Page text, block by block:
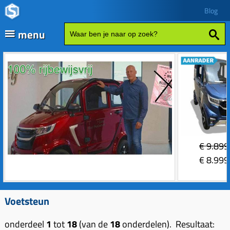
Blog
menu
Fatbikes
Scooter kopen
Zip
Sales
Elektrische delen
Achterlicht
Bobine
Motordelen
Achter tandwielen
Carburateurs (delen)
Frame delen
Achterbrug delen
Accessoires
€
€
Voetsteun
onderdeel 1 tot18(van de18onderdelen). Resultaat: